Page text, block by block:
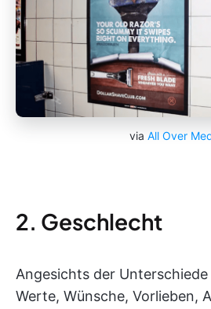
via All Over
2. Geschlecht
Angesichts der
Werte, Wünsche, Vorlieben,